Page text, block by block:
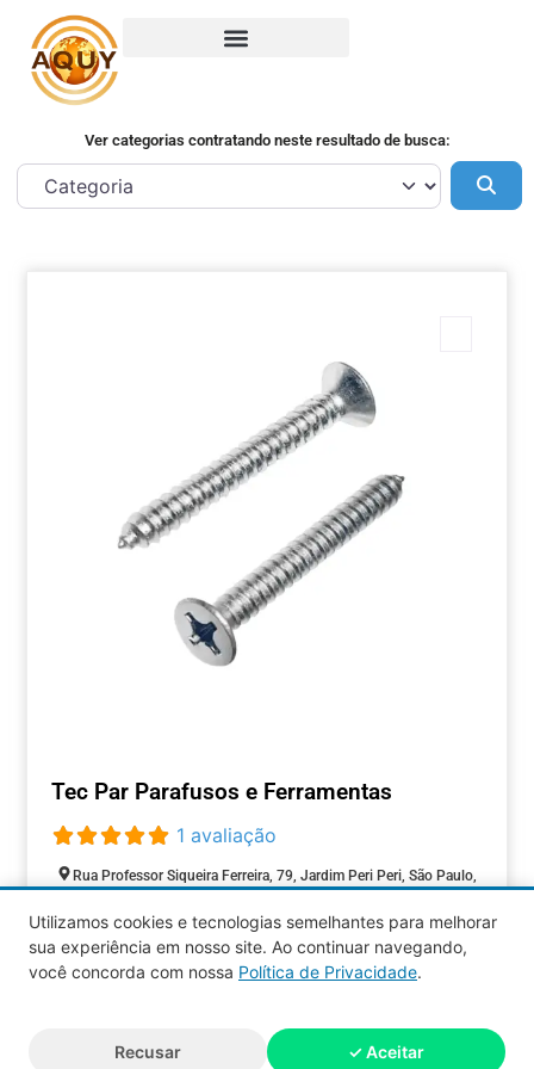
Ver categorias contratando neste resultado de busca:
Tec Par Parafusos e Ferramentas
1 avaliação
Rua Professor Siqueira Ferreira, 79, Jardim Peri Peri, São Paulo,
COMÉRCIOS Closed today:
reservados.
Utilizamos cookies e tecnologias semelhantes para melhorar
sua experiência em nosso site. Ao continuar navegando,
você concorda com nossa Política de Privacidade.
Recusar ✓ Aceitar